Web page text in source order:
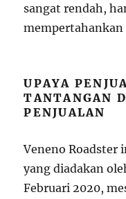
sangat rendah,
UPAYA
TANTANGAN
PENJUALAN
Veneno Roadster
yang diadakan
Februari 2020,